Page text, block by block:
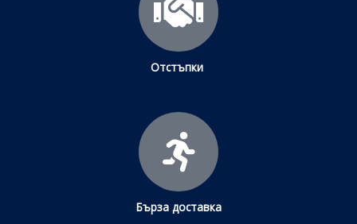
Отстъпки
Бърза доставка